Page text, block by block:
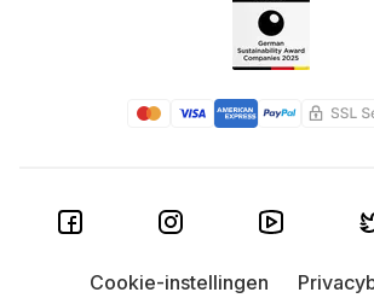
Cookie-instellingen